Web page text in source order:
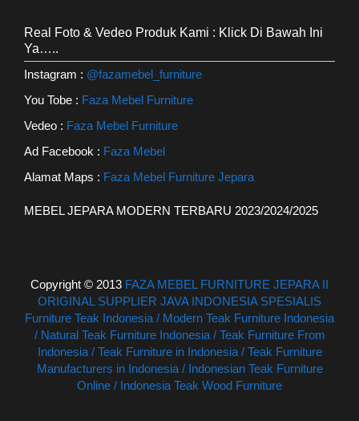
Real Foto & Vedeo Produk Kami : Klick Di Bawah Ini
Ya…..
Instagram : @fazamebel_furniture
You Tobe : Faza Mebel Furniture
Vedeo : Faza Mebel Furniture
Ad Facebook : Faza Mebel
Alamat Maps : Faza Mebel Furniture Jepara
MEBEL JEPARA MODERN TERBARU 2023/2024/2025
Copyright © 2013 FAZA MEBEL FURNITURE JEPARA II
ORIGINAL SUPPLIER JAVA INDONESIA SPESIALIS
Furniture Teak Indonesia / Modern Teak Furniture Indonesia
/ Natural Teak Furniture Indonesia / Teak Furniture From
Indonesia / Teak Furniture in Indonesia / Teak Furniture
Manufacturers in Indonesia / Indonesian Teak Furniture
Online / Indonesia Teak Wood Furniture